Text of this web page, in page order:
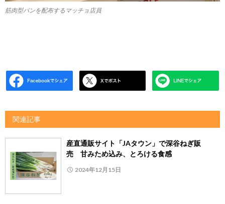
筋肉型パンを配布するマッチョ店員
関連記事
産直通販サイト「JAタウン」で深谷ねぎ販
売 甘みため込み、とろける食感
2024年12月15日